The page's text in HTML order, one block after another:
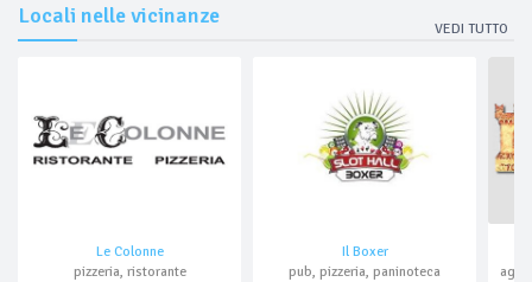
Locali nelle vicinanze
VEDI TUTTO
Le Colonne
pizzeria, ristorante
Il Boxer
pub, pizzeria, paninoteca